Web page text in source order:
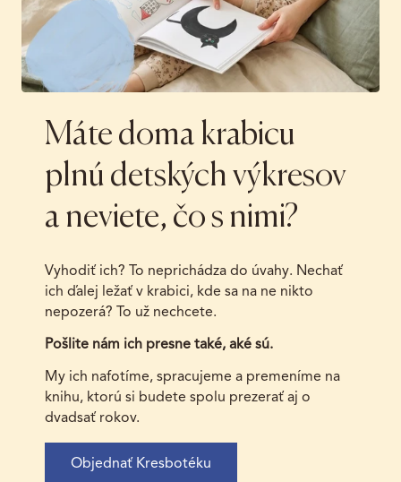
Máte doma krabicu
plnú detských výkresov
a neviete, čo s nimi?
Vyhodiť ich? To neprichádza do úvahy. Nechať
ich ďalej ležať v krabici, kde sa na ne nikto
nepozerá? To už nechcete.
Pošlite nám ich presne také, aké sú.
My ich nafotíme, spracujeme a premeníme na
knihu, ktorú si budete spolu prezerať aj o
dvadsať rokov.
Objednať Kresbotéku